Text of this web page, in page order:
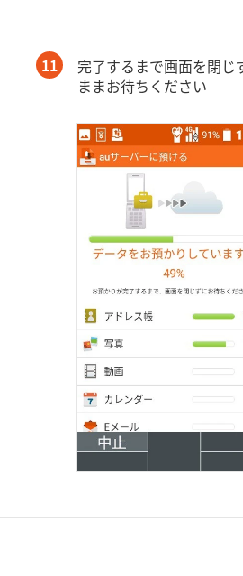
11
完了するまで画面を閉じ
ままお待ちください